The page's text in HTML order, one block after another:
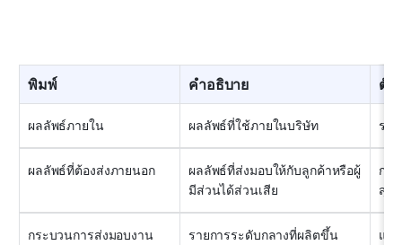
พิมพ์ คำอธิบาย ตัว
ผลลัพธ์ภายใน ผลลัพธ์ที่ใช้ภายในบริษัท รา
ผลลัพธ์ที่ต้องส่งภายนอก
ผลลัพธ์ที่ส่งมอบให้กับลูกค้าหรือผู้
มีส่วนได้ส่วนเสีย
กา
สุด
กระบวนการส่งมอบงาน
รายการระดับกลางที่ผลิตขึ้น
แผ